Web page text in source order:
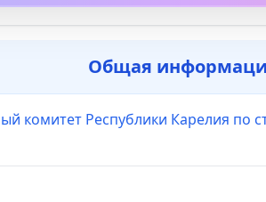
Общая
комитет Республики Карелия